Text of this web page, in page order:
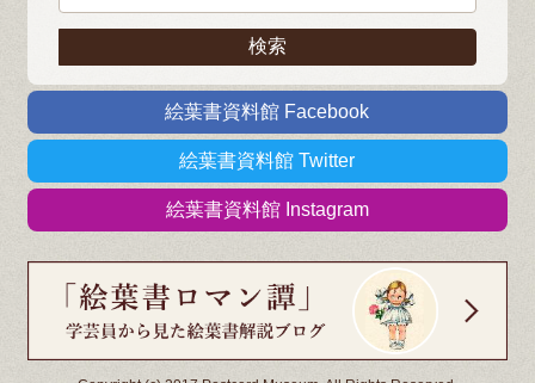
絵葉書資料館 Facebook
絵葉書資料館 Twitter
絵葉書資料館 Instagram